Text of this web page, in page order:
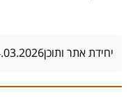
יחידת אתר ותוכן